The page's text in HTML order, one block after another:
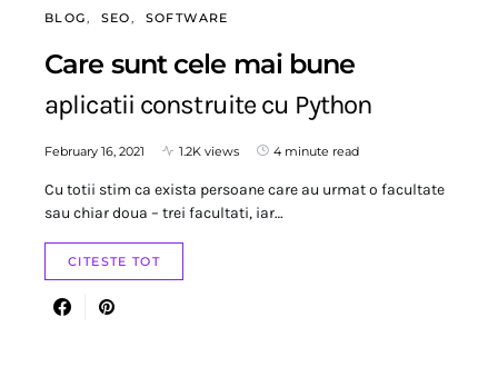
BLOG SEO SOFTWARE
Care sunt cele mai bune
aplicatii construite cu Python
February 16, 2021 1.2K views 4 minute read
Cu totii stim ca exista persoane care au urmat o facultate
sau chiar doua – trei facultati, iar…
CITESTE TOT